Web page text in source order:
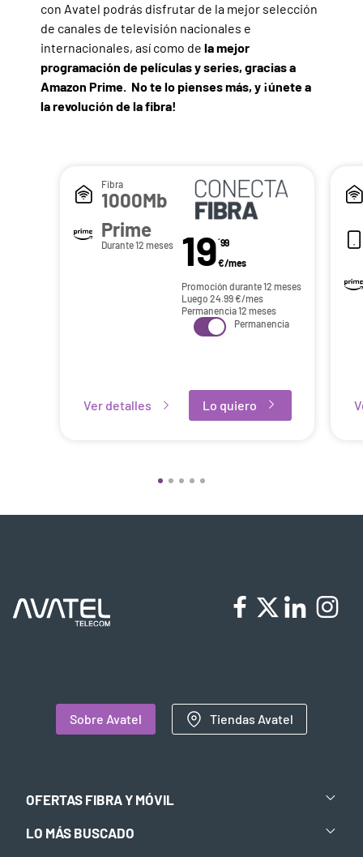
con Avatel podrás disfrutar de la mejor selección
de canales de televisión nacionales e
internacionales, así como de la mejor
programación de películas y series, gracias a
Amazon Prime. No te lo pienses más, y ¡únete a
la revolución de la fibra!
Fibra
1000Mb
Prime
Durante 12 meses 19´99
€/mes
Promoción durante 12 meses
Luego 24.99€/mes
Permanencia 12 meses
Permanencia
Ver detalles Lo quiero
Sobre Avatel Tiendas Avatel
OFERTAS FIBRA Y MÓVIL
LO MÁS BUSCADO